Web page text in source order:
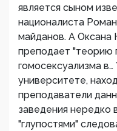
является сыном
националиста
майданов. А Оксана
преподает "теорию
гомосексуализма
университете,
преподаватели
заведения нередко
"глупостями"